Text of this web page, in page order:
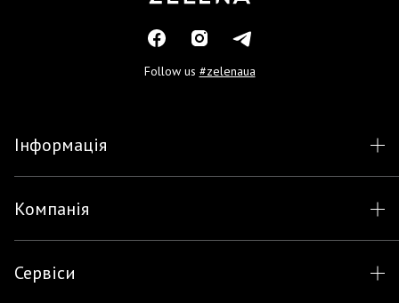
Follow us #zelenaua
Інформація
Компанія
Сервіси